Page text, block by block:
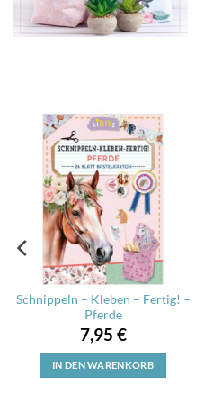
Schnippeln – Kleben – Fertig! –
Pferde
7,95 €
IN DEN WARENKORB